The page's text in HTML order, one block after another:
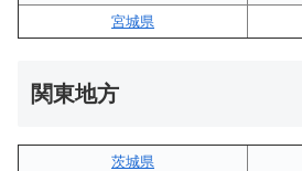
宮城県
関東地方
茨城県